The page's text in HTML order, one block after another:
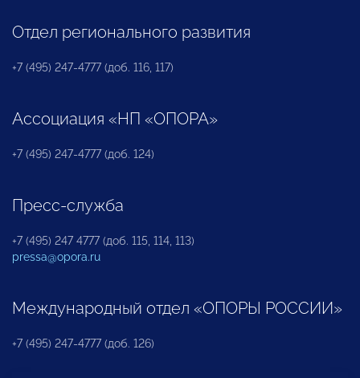
Отдел регионального развития
+7 (495) 247-4777 (доб. 116, 117)
Ассоциация «НП «ОПОРА»
+7 (495) 247-4777 (доб. 124)
Пресс-служба
+7 (495) 247 4777 (доб. 115, 114, 113)
pressa@opora.ru
Международный отдел «ОПОРЫ РОССИИ»
+7 (495) 247-4777 (доб. 126)